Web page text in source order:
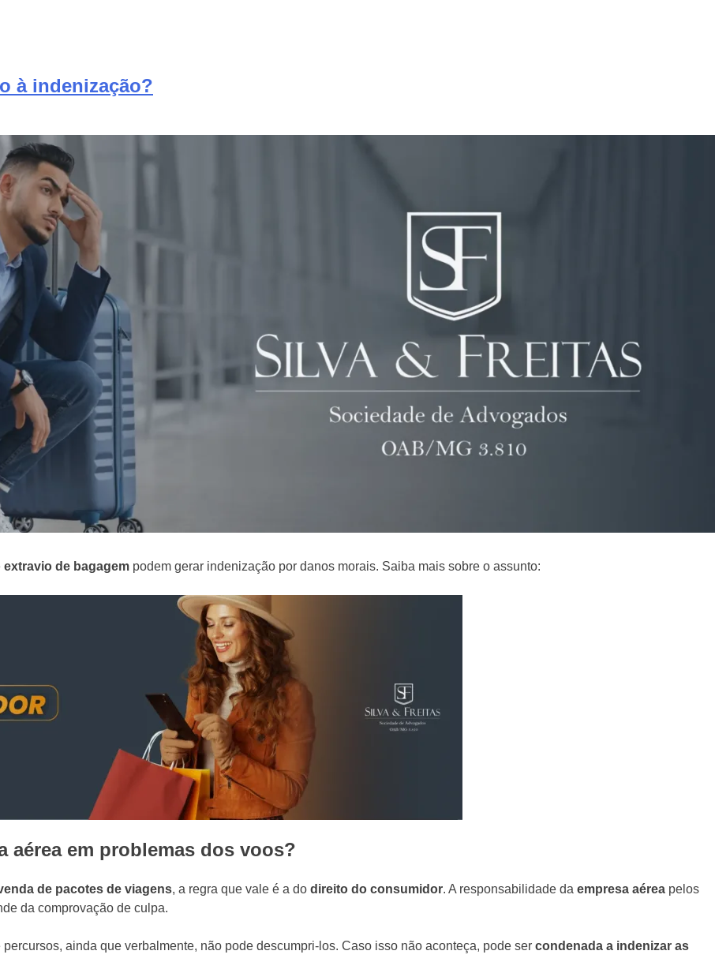
à indenização?
extravio de bagagem podem gerar indenização por danos morais. Saiba mais sobre o assunto:
aérea em problemas dos voos?
de pacotes de viagens, a regra que vale é a do direito do consumidor. A responsabilidade da empresa aérea pelos
da comprovação de culpa.
ainda que verbalmente, não pode descumpri-los. Caso isso não aconteça, pode ser condenada a indenizar as